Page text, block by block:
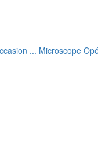
... Microscope